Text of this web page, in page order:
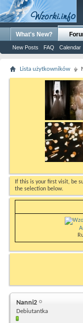
What's New?
New Posts FAQ Calendar
Lista użytkowników
If this is your first visit, be
the selection below.
Nanni2
Debiutantka